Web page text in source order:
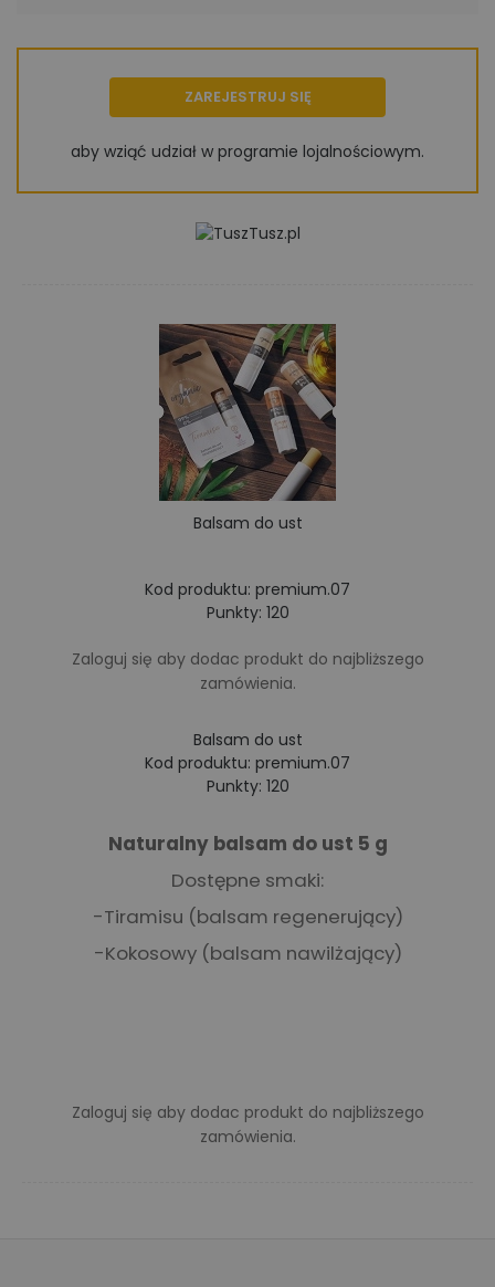
ZAREJESTRUJ SIĘ
aby wziąć udział w programie lojalnościowym.
Balsam do ust
Kod produktu: premium.07
Punkty: 120
Zaloguj się aby dodac produkt do najbliższego
zamówienia.
Balsam do ust
Kod produktu: premium.07
Punkty: 120
Naturalny balsam do ust 5 g
Dostępne smaki:
-Tiramisu (balsam regenerujący)
-Kokosowy (balsam nawilżający)
Zaloguj się aby dodac produkt do najbliższego
zamówienia.